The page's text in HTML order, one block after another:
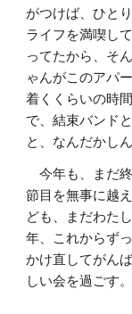
がつけば、ひと
ライフを満喫し
ってたから、そ
ゃんがこのアパ
着くくらいの時
で、結束バンド
と、なんだかし
今年も、まだ
節目を無事に越
ども、まだわた
年、これからず
かけ直してがん
しい会を過ごす。